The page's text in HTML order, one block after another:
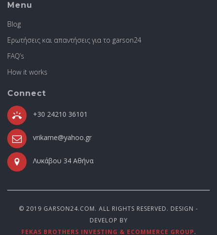
Menu
Blog
Ερωτήσεις και απαντήσεις για το garson24
FAQ’s
How it works
Connect
+30 24210 36101
vrikame@yahoo.gr
Λυκάβου 34 Αθήνα
© 2019 GARSON24.COM. ALL RIGHTS RESERVED. DESIGN -
DEVELOP BY
FEKAS BROTHERS INVESTING & ECOMMERCE GROUP.